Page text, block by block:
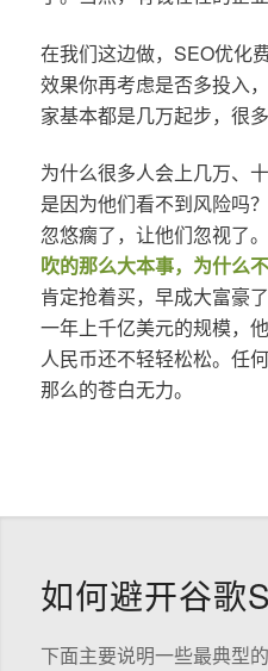
在我们这边做，SEO优化
效果你再考虑是否多投入
家基本都是几万起步，很
为什么很多人会上几万、
是因为他们看不到风险吗
忽悠瘸了，让他们忽视了。
吹的那么大本事，为什么
肯定抢着买，早成大富豪
一年上千亿美元的规模，
人民币还不轻轻松松。任
那么的苍白无力。
如何避开谷歌
下面主要说明一些最典型